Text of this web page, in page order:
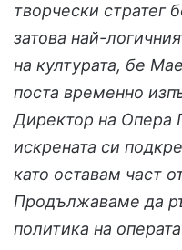
творчески стратег
затова най-
на културата, бе
поста временно
Директор на Опера
искрената си
като оставам част
Продължаваме да
политика на